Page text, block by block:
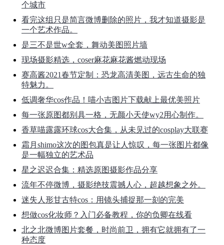
个城市
看完这组只是简言微博删除的照片，我才知道摄影是
一个艺术作品。
是三不是世w全套，舞动美图照片墙
现场摄影精选，coser麻花麻花酱燃动现场
赛高酱2021春节定制：恐龙高清美图，远古生命的独
特魅力。
低调奢华cos作品！喵小吉图片下载献上最优美照片
每一张原图都别具一格，无颜小天使wy2用心制作。
香草喵露露环球cos大合集，从未见过的cosplay大联赛
霜月shimo这次的图包真是让人惊叹，每一张图片都像
是一幅独立的艺术品
星之迟迟合集：精选原图摄影作品分享
流年不停微博，摄影绝技震撼人心，超越想象之外。
迷失人形甘古特cos：用镜头捕捉那一刻的完美
想做cos化妆师？入门必备教程，你的负卿在线看
北之北微博图片套餐，时尚前卫，拥有它就拥有了一
种态度